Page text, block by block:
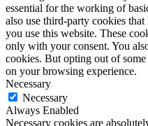
essential for the working of
also use third-party cookies
you use this website. These
only with your consent. You
cookies. But opting out of
on your browsing experience.
Necessary
Necessary
Always Enabled
Necessary cookies are